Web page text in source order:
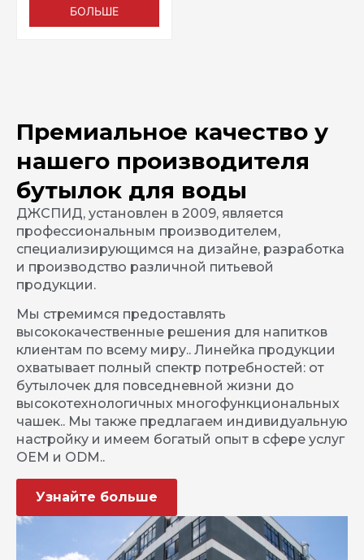
БОЛЬШЕ
Премиальное качество у
нашего производителя
бутылок для воды
ДЖСПИД, установлен в 2009, является
профессиональным производителем,
специализирующимся на дизайне, разработка
и производство различной питьевой
продукции.
Мы стремимся предоставлять
высококачественные решения для напитков
клиентам по всему миру.. Линейка продукции
охватывает полный спектр потребностей: от
бутылочек для повседневной жизни до
высокотехнологичных многофункциональных
чашек.. Мы также предлагаем индивидуальную
настройку и имеем богатый опыт в сфере услуг
OEM и ODM..
Узнайте больше